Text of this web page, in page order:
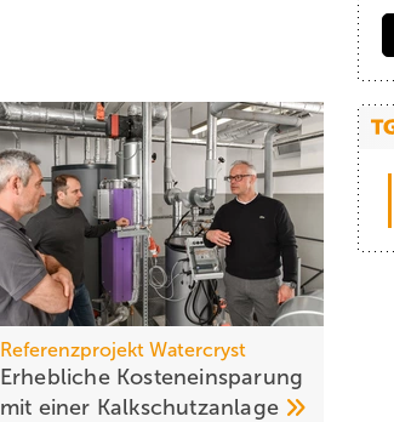
Referenzprojekt Watercryst
Erhebliche Kosteneinsparung
mit einer Kalkschutzanlage